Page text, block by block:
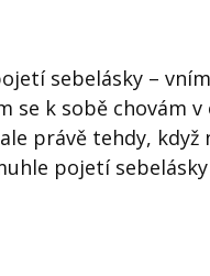
sebelásky –
se k sobě chovám
právě tehdy, když
pojetí